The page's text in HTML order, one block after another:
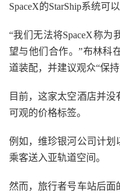
SpaceX的StarShip系统可
“我们无法将SpaceX称为
望与他们合作。”布林科
道装配，并建议观众“保持
目前，这家太空酒店并
可观的价格标签。
例如，维珍银河公司计划
乘客送入亚轨道空间。
然而，旅行者号车站后面